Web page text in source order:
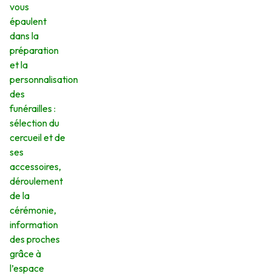
vous
épaulent
dans la
préparation
et la
personnalisation
des
funérailles :
sélection du
cercueil et de
ses
accessoires,
déroulement
de la
cérémonie,
information
des proches
grâce à
l’espace